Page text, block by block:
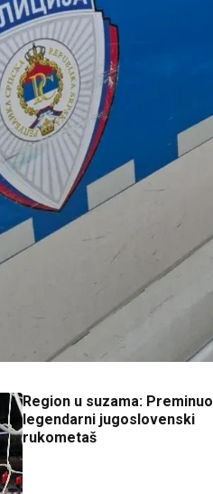
Region u suzama: Preminuo
legendarni jugoslovenski
rukometaš